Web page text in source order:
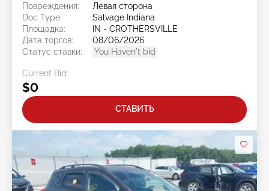
Повреждения:
Левая сторона
Doc Type:
Salvage Indiana
Площадка:
IN - CROTHERSVILLE
Дата торгов:
08/06/2026
Статус ставки:
You Haven't bid
Current Bid:
$0
СТАВИТЬ